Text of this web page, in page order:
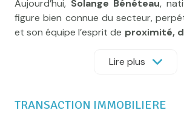
Aujourd’hui, Solange Bénéteau,
figure bien connue du secteur,
et son équipe l’esprit de proximité,
particularité locale. Cet ancrage
Lire plus
TRANSACTION IMMOBILIERE